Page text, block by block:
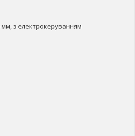
мм, з електрокеруванням